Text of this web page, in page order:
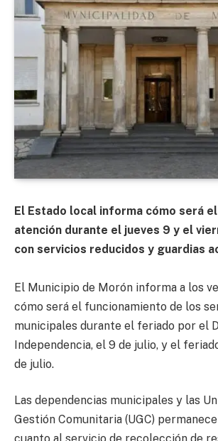
El Estado local informa cómo será
atención durante el jueves 9 y el
con servicios reducidos y guardias
El Municipio de Morón informa a los
cómo será el funcionamiento de los
municipales durante el feriado por el
Independencia, el 9 de julio, y el
de julio.
Las dependencias municipales y las
Gestión Comunitaria (UGC)